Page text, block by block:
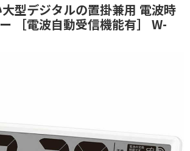
型デジタルの置掛兼用 電波時
［電波自動受信機能有］ W-